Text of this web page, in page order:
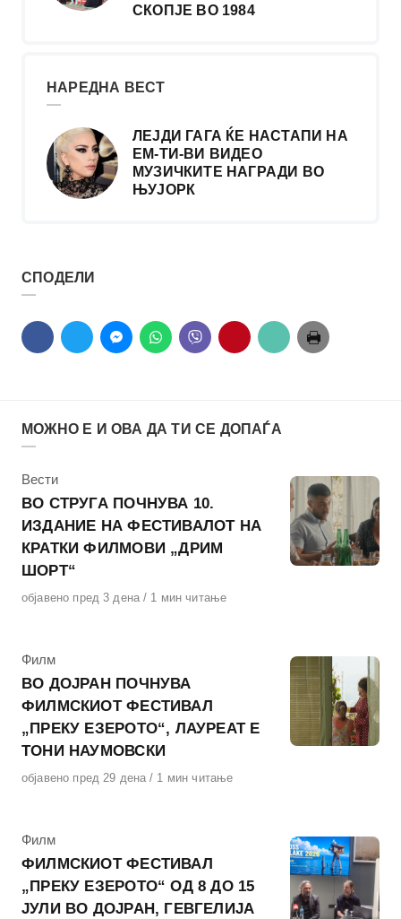
СКОПЈЕ ВО 1984
НАРЕДНА ВЕСТ
ЛЕЈДИ ГАГА ЌЕ НАСТАПИ НА
ЕМ-ТИ-ВИ ВИДЕО
МУЗИЧКИТЕ НАГРАДИ ВО
ЊУЈОРК
СПОДЕЛИ
МОЖНО Е И ОВА ДА ТИ СЕ ДОПАЃА
КАтегорија
Вести
ВО СТРУГА ПОЧНУВА 10.
ИЗДАНИЕ НА ФЕСТИВАЛОТ НА
КРАТКИ ФИЛМОВИ „ДРИМ
ШОРТ“
Објавено
објавено пред 3 дена 1 мин читање
КАтегорија
Филм
ВО ДОЈРАН ПОЧНУВА
ФИЛМСКИОТ ФЕСТИВАЛ
„ПРЕКУ ЕЗЕРОТО“, ЛАУРЕАТ Е
ТОНИ НАУМОВСКИ
Објавено
објавено пред 29 дена 1 мин читање
КАтегорија
Филм
ФИЛМСКИОТ ФЕСТИВАЛ
„ПРЕКУ ЕЗЕРОТО“ ОД 8 ДО 15
ЈУЛИ ВО ДОЈРАН, ГЕВГЕЛИЈА